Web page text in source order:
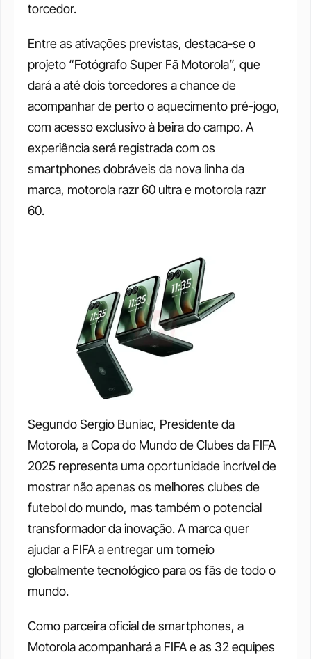
torcedor.
Entre as ativações previstas, destaca-se o
projeto “Fotógrafo Super Fã Motorola”, que
dará a até dois torcedores a chance de
acompanhar de perto o aquecimento pré-jogo,
com acesso exclusivo à beira do campo. A
experiência será registrada com os
smartphones dobráveis da nova linha da
marca, motorola razr 60 ultra e motorola razr
60.
Segundo Sergio Buniac, Presidente da
Motorola, a Copa do Mundo de Clubes da FIFA
2025 representa uma oportunidade incrível de
mostrar não apenas os melhores clubes de
futebol do mundo, mas também o potencial
transformador da inovação. A marca quer
ajudar a FIFA a entregar um torneio
globalmente tecnológico para os fãs de todo o
mundo.
Como parceira oficial de smartphones, a
Motorola acompanhará a FIFA e as 32 equipes